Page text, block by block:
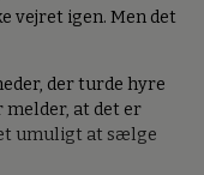
vejret igen. Men det
der turde hyre
melder, at det er
umuligt at sælge